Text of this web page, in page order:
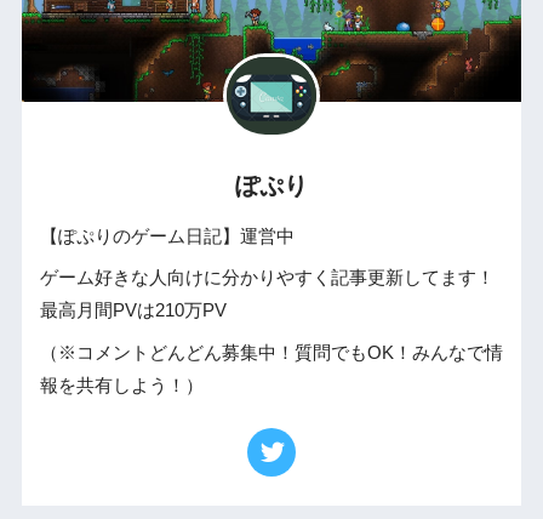
ぽぷり
【ぽぷりのゲーム日記】運営中
ゲーム好きな人向けに分かりやすく記事更新してます！
最高月間PVは210万PV
（※コメントどんどん募集中！質問でもOK！みんなで情
報を共有しよう！）